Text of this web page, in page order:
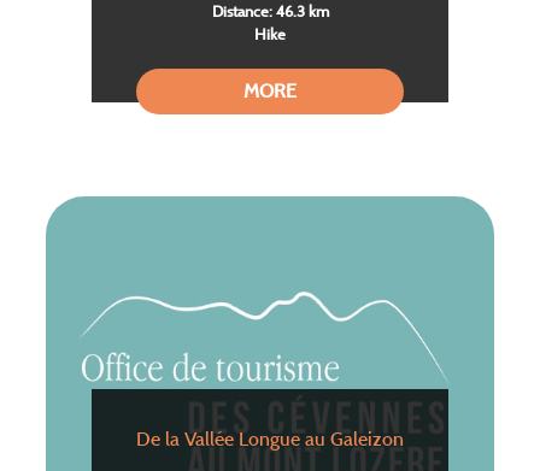
Distance: 46.3 km
Hike
MORE
De la Vallée Longue au Galeizon